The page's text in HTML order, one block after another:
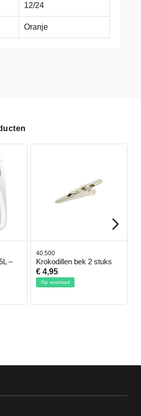
12/24
Oranje
–
40.500
Krokodillen bek 2 stuks
€ 4,95
Op voorraad